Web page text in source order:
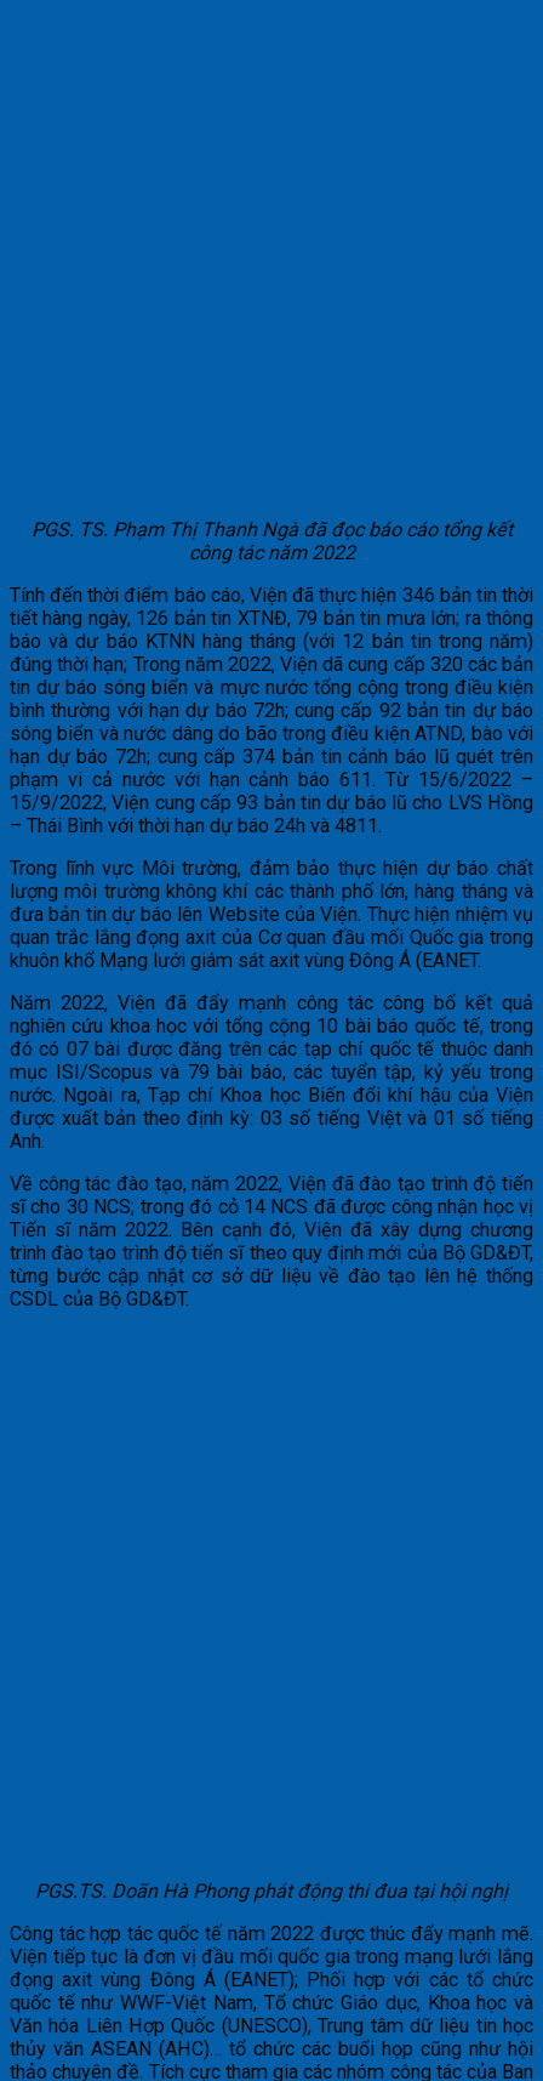
PGS. TS. Phạm Thị Thanh Ngà đã đọc báo cáo tổng kết
công tác năm 2022
Tính đến thời điểm báo cáo, Viện đã thực hiện 346 bản tin thời
tiết hàng ngày, 126 bản tin XTNĐ, 79 bản tin mưa lớn; ra thông
báo và dự báo KTNN hàng tháng (với 12 bản tin trong năm)
đúng thời hạn; Trong năm 2022, Viện dã cung cấp 320 các bản
tin dự báo sóng biển và mực nước tổng cộng trong điều kiện
bình thường với hạn dự báo 72h; cung cấp 92 bản tin dự báo
sóng biển và nước dâng do bão trong điều kiện ATND, bào với
hạn dự báo 72h; cung cấp 374 bản tin cảnh báo lũ quét trên
phạm vi cả nước với hạn cảnh báo 611. Từ 15/6/2022 –
15/9/2022, Viện cung cấp 93 bản tin dự báo lũ cho LVS Hồng
– Thái Bình với thời hạn dự báo 24h và 4811.
Trong lĩnh vực Môi trường, đảm bảo thực hiện dự báo chất
lượng môi trường không khí các thành phố lớn, hàng tháng và
đưa bản tin dự báo lên Website của Viện. Thực hiện nhiệm vụ
quan trắc lắng đọng axit của Cơ quan đầu mối Quốc gia trong
khuôn khổ Mạng lưới giám sát axit vùng Đông Á (EANET.
Năm 2022, Viện đã đẩy mạnh công tác công bố kết quả
nghiên cứu khoa học với tổng cộng 10 bài báo quốc tế, trong
đó có 07 bài được đăng trên các tạp chí quốc tế thuộc danh
mục ISI/Scopus và 79 bài báo, các tuyển tập, kỷ yếu trong
nước. Ngoài ra, Tạp chí Khoa học Biến đổi khí hậu của Viện
được xuất bản theo định kỳ: 03 số tiếng Việt và 01 số tiếng
Anh.
Về công tác đào tạo, năm 2022, Viện đã đào tạo trình độ tiến
sĩ cho 30 NCS; trong đó cỏ 14 NCS đã được công nhận học vị
Tiến sĩ năm 2022. Bên cạnh đó, Viện đã xây dựng chương
trình đào tạo trình độ tiến sĩ theo quy định mới của Bộ GD&ĐT,
từng bước cập nhật cơ sở dữ liệu về đào tạo lên hệ thống
CSDL của Bộ GD&ĐT.
PGS.TS. Doãn Hà Phong phát động thi đua tại hội nghị
Công tác hợp tác quốc tế năm 2022 được thúc đẩy mạnh mẽ.
Viện tiếp tục là đơn vị đầu mối quốc gia trong mạng lưới lắng
đọng axit vùng Đông Á (EANET); Phối hợp với các tổ chức
quốc tế như WWF-Việt Nam, Tổ chức Giáo dục, Khoa học và
Văn hóa Liên Hợp Quốc (UNESCO), Trung tâm dữ liệu tin học
thủy văn ASEAN (AHC)… tổ chức các buổi họp cũng như hội
thảo chuyên đề. Tích cực tham gia các nhóm công tác của Ban